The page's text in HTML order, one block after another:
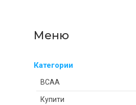
Категории
BCAA
Купити